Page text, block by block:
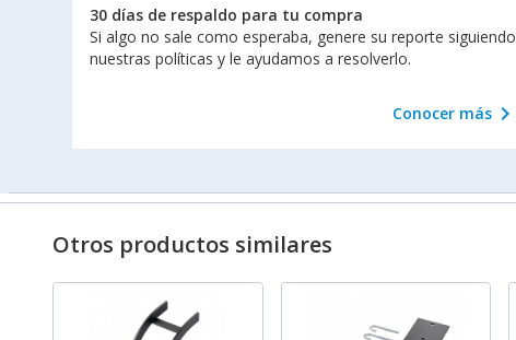
30 días de respaldo para tu compra
Si algo no sale como esperaba, genere su reporte siguiendo
nuestras políticas y le ayudamos a resolverlo.
Conocer máschevron_right
Otros productos similares